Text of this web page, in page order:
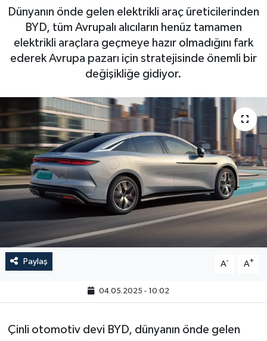
Dünyanın önde gelen elektrikli araç üreticilerinden
BYD, tüm Avrupalı alıcıların henüz tamamen
elektrikli araçlara geçmeye hazır olmadığını fark
ederek Avrupa pazarı için stratejisinde önemli bir
değişikliğe gidiyor.
Paylaş A- A+
04.05.2025 - 10:02
Çinli otomotiv devi BYD, dünyanın önde gelen